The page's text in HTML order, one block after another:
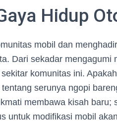
Hidup
mobil dan
Dari sekadar mengagumi
komunitas ini.
serunya ngopi
membawa kisah baru;
untuk modifikasi mobil